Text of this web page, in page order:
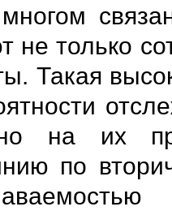
не только
Такая
на их
по